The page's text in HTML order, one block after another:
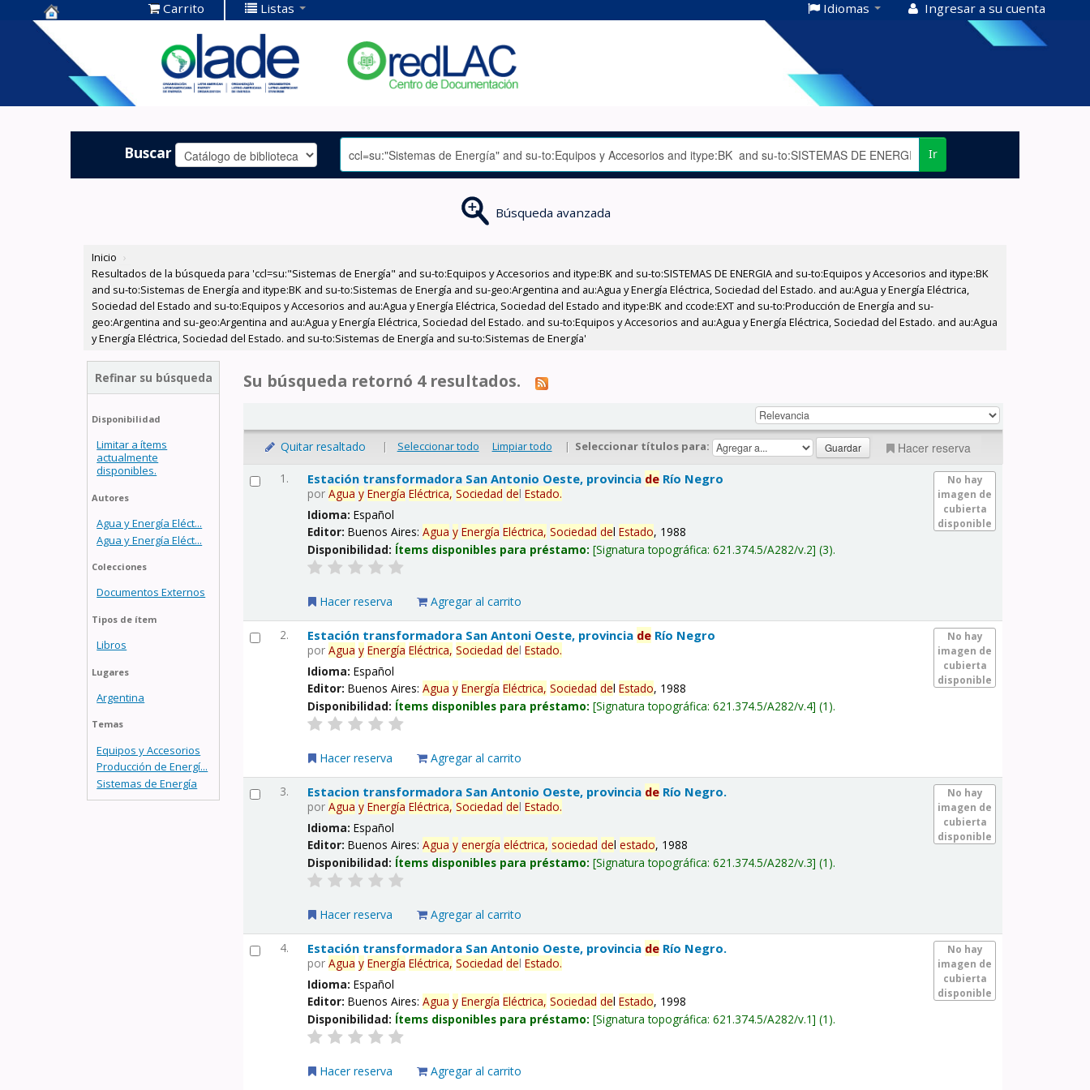
Centro de
Documentación
OLADE -
Carrito Listas Idiomas Ingresar a su cuenta
Buscar Ir
Búsqueda avanzada
Inicio ›
Resultados de la búsqueda para 'ccl=su:"Sistemas de Energía" and su-to:Equipos y Accesorios and itype:BK and su-to:SISTEMAS DE ENERGIA and su-to:Equipos y Accesorios and itype:BK
and su-to:Sistemas de Energía and itype:BK and su-to:Sistemas de Energía and su-geo:Argentina and au:Agua y Energía Eléctrica, Sociedad del Estado. and au:Agua y Energía Eléctrica,
Sociedad del Estado and su-to:Equipos y Accesorios and au:Agua y Energía Eléctrica, Sociedad del Estado and itype:BK and ccode:EXT and su-to:Producción de Energía and su-
geo:Argentina and su-geo:Argentina and au:Agua y Energía Eléctrica, Sociedad del Estado. and su-to:Equipos y Accesorios and au:Agua y Energía Eléctrica, Sociedad del Estado. and au:Agua
y Energía Eléctrica, Sociedad del Estado. and su-to:Sistemas de Energía and su-to:Sistemas de Energía'
Refinar su búsqueda
Disponibilidad
Limitar a ítems
actualmente
disponibles.
Autores
Agua y Energía Eléct...
Agua y Energía Eléct...
Colecciones
Documentos Externos
Tipos de ítem
Libros
Lugares
Argentina
Temas
Equipos y Accesorios
Producción de Energí...
Sistemas de Energía
Su búsqueda retornó 4 resultados.
Quitar resaltado | Seleccionar todo Limpiar todo | Seleccionar títulos para: Hacer reserva
1.
No hay
imagen de
cubierta
disponible
Estación transformadora San Antonio Oeste, provincia de Río Negro
porAgua y Energía Eléctrica, Sociedad delEstado.
Idioma:Español
Editor:Buenos Aires:Agua y Energía Eléctrica, Sociedad delEstado, 1988
Disponibilidad: Ítems disponibles para préstamo: Signatura topográfica:621.374.5/A282/v.2 (3).
Hacer reserva Agregar al carrito
2.
No hay
imagen de
cubierta
disponible
Estación transformadora San Antoni Oeste, provincia de Río Negro
porAgua y Energía Eléctrica, Sociedad delEstado.
Idioma:Español
Editor:Buenos Aires:Agua y Energía Eléctrica, Sociedad delEstado, 1988
Disponibilidad: Ítems disponibles para préstamo: Signatura topográfica:621.374.5/A282/v.4 (1).
Hacer reserva Agregar al carrito
3.
No hay
imagen de
cubierta
disponible
Estacion transformadora San Antonio Oeste, provincia de Río Negro.
porAgua y Energía Eléctrica, Sociedad delEstado.
Idioma:Español
Editor:Buenos Aires:Agua y energía eléctrica, sociedad delestado, 1988
Disponibilidad: Ítems disponibles para préstamo: Signatura topográfica:621.374.5/A282/v.3 (1).
Hacer reserva Agregar al carrito
4.
No hay
imagen de
cubierta
disponible
Estación transformadora San Antonio Oeste, provincia de Río Negro.
porAgua y Energía Eléctrica, Sociedad delEstado.
Idioma:Español
Editor:Buenos Aires:Agua y Energía Eléctrica, Sociedad delEstado, 1998
Disponibilidad: Ítems disponibles para préstamo: Signatura topográfica:621.374.5/A282/v.1 (1).
Hacer reserva Agregar al carrito